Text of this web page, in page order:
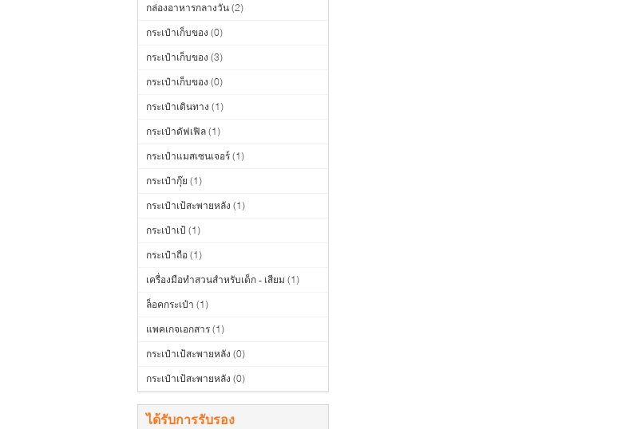
กล่องอาหารกลางวัน (2)
กระเป๋าเก็บของ (0)
กระเป๋าเก็บของ (3)
กระเป๋าเก็บของ (0)
กระเป๋าเดินทาง (1)
กระเป๋าดัฟเฟิล (1)
กระเป๋าแมสเซนเจอร์ (1)
กระเป๋ากุ๊ย (1)
กระเป๋าเป้สะพายหลัง (1)
กระเป๋าเป้ (1)
กระเป๋าถือ (1)
เครื่องมือทำสวนสำหรับเด็ก - เสียม (1)
ล็อคกระเป๋า (1)
แพคเกจเอกสาร (1)
กระเป๋าเป้สะพายหลัง (0)
กระเป๋าเป้สะพายหลัง (0)
ได้รับการรับรอง